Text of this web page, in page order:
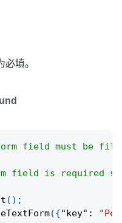
填。
field must be
field is required
( ) ;
({"key" :